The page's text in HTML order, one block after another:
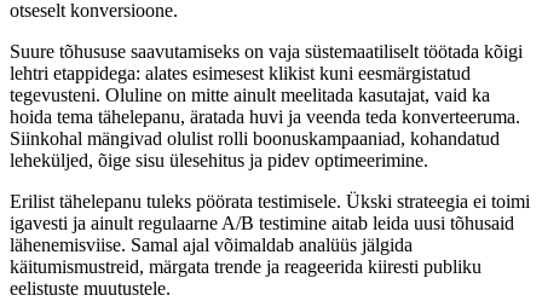
otseselt konversioone.
Suure tõhususe saavutamiseks on vaja süstemaatiliselt töötada kõigi
lehtri etappidega: alates esimesest klikist kuni eesmärgistatud
tegevusteni. Oluline on mitte ainult meelitada kasutajat, vaid ka
hoida tema tähelepanu, äratada huvi ja veenda teda konverteeruma.
Siinkohal mängivad olulist rolli boonuskampaaniad, kohandatud
leheküljed, õige sisu ülesehitus ja pidev optimeerimine.
Erilist tähelepanu tuleks pöörata testimisele. Ükski strateegia ei toimi
igavesti ja ainult regulaarne A/B testimine aitab leida uusi tõhusaid
lähenemisviise. Samal ajal võimaldab analüüs jälgida
käitumismustreid, märgata trende ja reageerida kiiresti publiku
eelistuste muutustele.